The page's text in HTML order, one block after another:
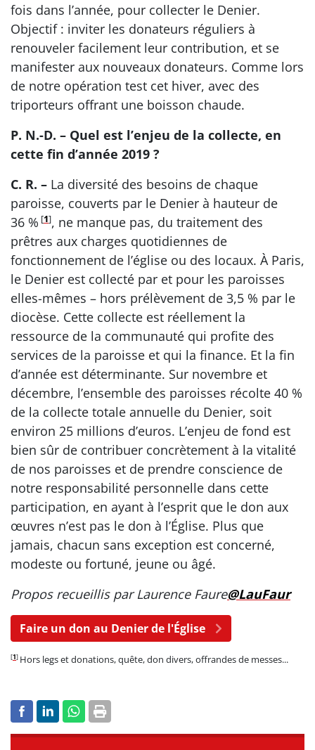
fois dans l’année, pour collecter le Denier.
Objectif : inviter les donateurs réguliers à
renouveler facilement leur contribution, et se
manifester aux nouveaux donateurs. Comme lors
de notre opération test cet hiver, avec des
triporteurs offrant une boisson chaude.
P. N.-D. – Quel est l’enjeu de la collecte, en
cette fin d’année 2019 ?
C. R. – La diversité des besoins de chaque
paroisse, couverts par le Denier à hauteur de
36 % [1], ne manque pas, du traitement des
prêtres aux charges quotidiennes de
fonctionnement de l’église ou des locaux. À Paris,
le Denier est collecté par et pour les paroisses
elles-mêmes – hors prélèvement de 3,5 % par le
diocèse. Cette collecte est réellement la
ressource de la communauté qui profite des
services de la paroisse et qui la finance. Et la fin
d’année est déterminante. Sur novembre et
décembre, l’ensemble des paroisses récolte 40 %
de la collecte totale annuelle du Denier, soit
environ 25 millions d’euros. L’enjeu de fond est
bien sûr de contribuer concrètement à la vitalité
de nos paroisses et de prendre conscience de
notre responsabilité personnelle dans cette
participation, en ayant à l’esprit que le don aux
œuvres n’est pas le don à l’Église. Plus que
jamais, chacun sans exception est concerné,
modeste ou fortuné, jeune ou âgé.
Propos recueillis par Laurence Faure@LauFaur
Faire un don au Denier de l'Église
[1] Hors legs et donations, quête, don divers, offrandes de messes...